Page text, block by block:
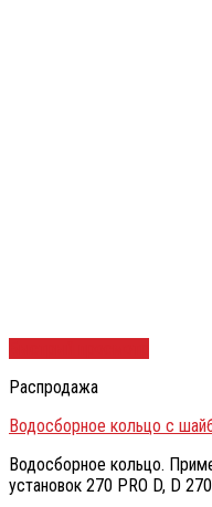
Распродажа
Водосборное кольцо с
Водосборное кольцо.
установок 270 PRO D, D